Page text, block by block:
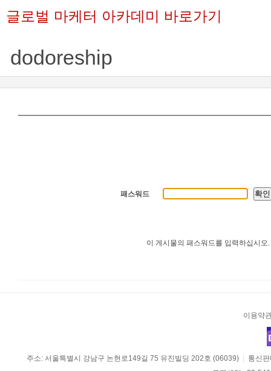
글로벌 마케터 아카데미 바로가기
dodoreship
패스워드
이 게시물의 패스워드를 입력하십시오.
이용약
주소: 서울특별시 강남구 논현로149길 75 유진빌딩 202호 (06039)
통신